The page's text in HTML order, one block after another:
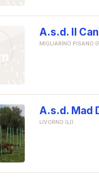
A.s.d. Il
MIGLIARINO PISANO
A.s.d. Mad
LIVORNO (LI)